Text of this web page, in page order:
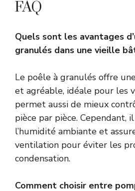
FAQ
Quels sont les avantages
granulés dans une vieille
Le poêle à granulés offre
et agréable, idéale pour les
permet aussi de mieux
pièce par pièce. Cependant,
l’humidité ambiante et
ventilation pour éviter les
condensation.
Comment choisir entre